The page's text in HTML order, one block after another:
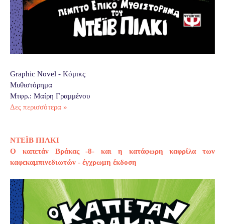
Graphic Novel - Κόμικς
Μυθιστόρημα
Μτφρ.: Μαίρη Γραμμένου
Δες περισσότερα »
ΝΤΕΪΒ ΠΙΛΚΙ
Ο καπετάν Βράκας -8- και η κατάφωρη καφρίλα των
καφεκαμπινεδιωτών - έγχρωμη έκδοση